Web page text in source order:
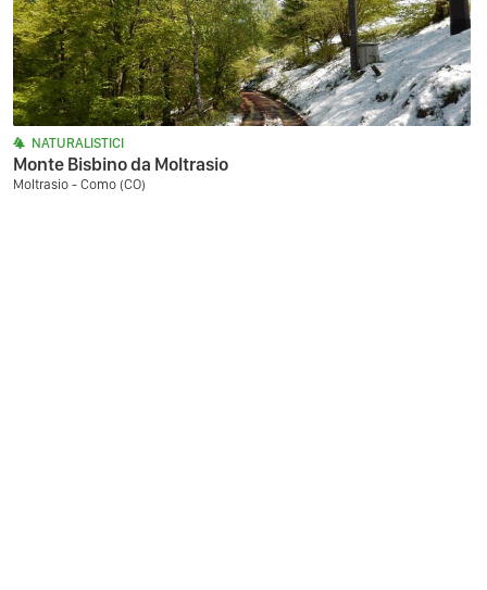
NATURALISTICI
Monte Bisbino da Moltrasio
Moltrasio - Como (CO)